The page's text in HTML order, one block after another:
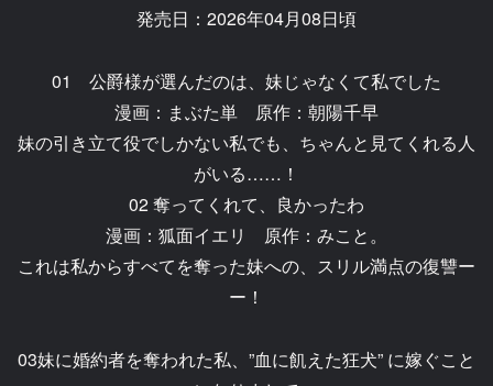
発売日：2026年04月08日頃
01 公爵様が選んだのは、妹じゃなくて私でした
漫画：まぶた単 原作：朝陽千早
妹の引き立て役でしかない私でも、ちゃんと見てくれる人
がいる……！
02 奪ってくれて、良かったわ
漫画：狐面イエリ 原作：みこと。
これは私からすべてを奪った妹への、スリル満点の復讐ー
ー！
03妹に婚約者を奪われた私、”血に飢えた狂犬” に嫁ぐこと